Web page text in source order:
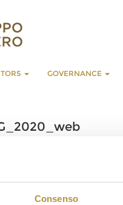
Consenso
GOVERNANCE